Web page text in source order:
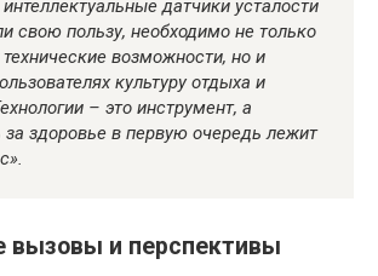
датчики усталости
свою пользу, необходимо не только
возможности, но и
культуру отдыха и
– это инструмент, а
за здоровье в первую очередь лежит
вызовы и перспективы